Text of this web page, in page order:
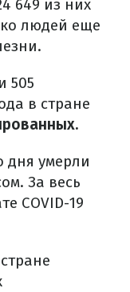
649 из них
людей еще
505
в стране
дня умерли
За весь
COVID-19